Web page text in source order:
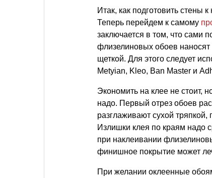
Итак, как подготовить стены
Теперь перейдем к самому
заключается в том, что сами
флизелиновых обоев
щеткой. Для этого следует
Metyian, Kleo, Ban Master и
Экономить на клее не стоит,
надо. Первый отрез обоев
разглаживают сухой
Излишки клея по краям надо
при наклеивании
финишное покрытие может
При желании оклеенные